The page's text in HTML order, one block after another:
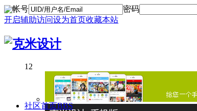
帐号 密码
开启辅助访问设为首页收藏本站
1 2
社区首页BBS